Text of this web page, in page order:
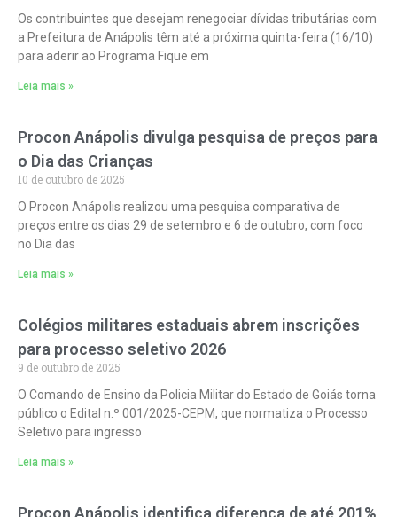
Os contribuintes que desejam renegociar dívidas tributárias com
a Prefeitura de Anápolis têm até a próxima quinta-feira (16/10)
para aderir ao Programa Fique em
Leia mais »
Procon Anápolis divulga pesquisa de preços para
o Dia das Crianças
10 de outubro de 2025
O Procon Anápolis realizou uma pesquisa comparativa de
preços entre os dias 29 de setembro e 6 de outubro, com foco
no Dia das
Leia mais »
Colégios militares estaduais abrem inscrições
para processo seletivo 2026
9 de outubro de 2025
O Comando de Ensino da Policia Militar do Estado de Goiás torna
público o Edital n.º 001/2025-CEPM, que normatiza o Processo
Seletivo para ingresso
Leia mais »